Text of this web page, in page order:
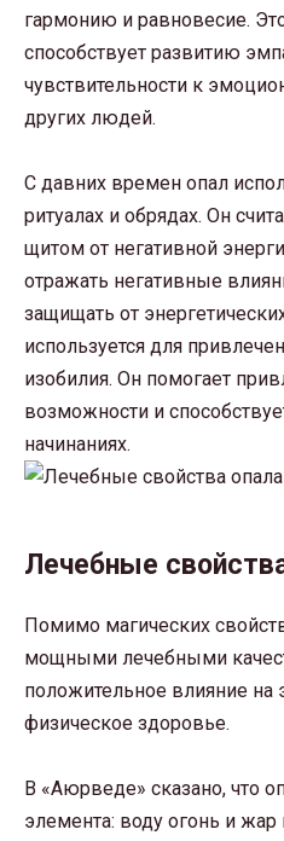
гармонию и равновесие.
способствует развитию
чувствительности к
других людей.
С давних времен опал
ритуалах и обрядах. Он
щитом от негативной
отражать негативные
защищать от
используется для
изобилия. Он помогает
возможности и
начинаниях.
Лечебные
Помимо магических
мощными лечебными
положительное влияние на
физическое здоровье.
В «Аюрведе» сказано, что
элемента: воду огонь и